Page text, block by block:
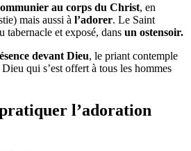
au corps du Christ, en
mais aussi à l’adorer. Le Saint
tabernacle et exposé, dans un ostensoir.
devant Dieu, le priant contemple
qui s’est offert à tous les hommes
l’adoration